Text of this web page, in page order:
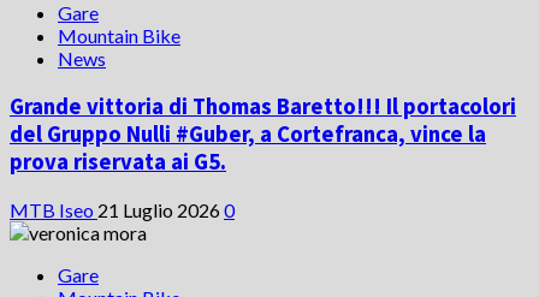
Gare
Mountain Bike
News
Grande vittoria di Thomas Baretto!!! Il portacolori
del Gruppo Nulli #Guber, a Cortefranca, vince la
prova riservata ai G5.
MTB Iseo 21 Luglio 20260
Gare